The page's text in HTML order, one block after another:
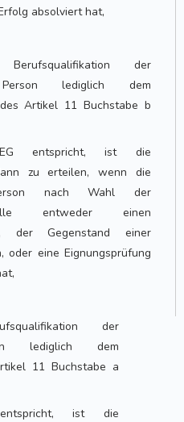
absolviert hat,
der
Person lediglich dem
Artikel 11 Buchstabe b
EG entspricht, ist die
zu erteilen, wenn die
nach Wahl der
entweder einen
der Gegenstand einer
oder eine Eignungsprüfung
der
lediglich dem
11 Buchstabe a
entspricht, ist die